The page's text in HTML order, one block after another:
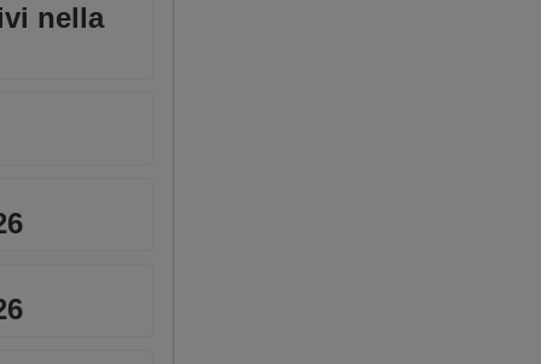
nella